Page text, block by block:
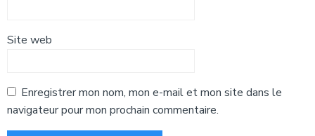
Site web
Enregistrer mon nom, mon e-mail et mon site dans le
navigateur pour mon prochain commentaire.